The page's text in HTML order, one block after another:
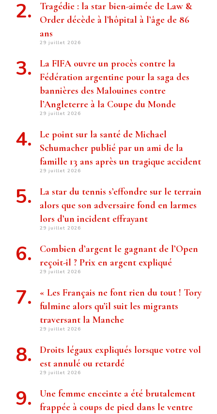
Tragédie : la star bien-aimée de Law &
Order décède à l’hôpital à l’âge de 86
ans
29 juillet 2026
La FIFA ouvre un procès contre la
Fédération argentine pour la saga des
bannières des Malouines contre
l’Angleterre à la Coupe du Monde
29 juillet 2026
Le point sur la santé de Michael
Schumacher publié par un ami de la
famille 13 ans après un tragique accident
29 juillet 2026
La star du tennis s’effondre sur le terrain
alors que son adversaire fond en larmes
lors d’un incident effrayant
29 juillet 2026
Combien d’argent le gagnant de l’Open
reçoit-il ? Prix ​​en argent expliqué
29 juillet 2026
« Les Français ne font rien du tout ! Tory
fulmine alors qu’il suit les migrants
traversant la Manche
29 juillet 2026
Droits légaux expliqués lorsque votre vol
est annulé ou retardé
29 juillet 2026
Une femme enceinte a été brutalement
frappée à coups de pied dans le ventre